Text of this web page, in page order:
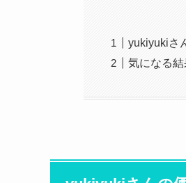
yukiyukiさ
気になる結